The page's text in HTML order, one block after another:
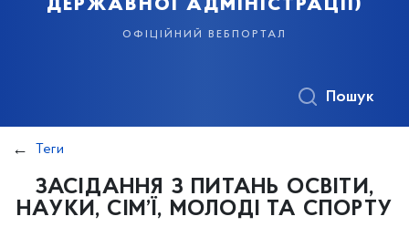
офіційний вебпортал
Пошук
Теги
ЗАСІДАННЯ З ПИТАНЬ ОСВІТИ,
НАУКИ, СІМ’Ї, МОЛОДІ ТА СПОРТУ